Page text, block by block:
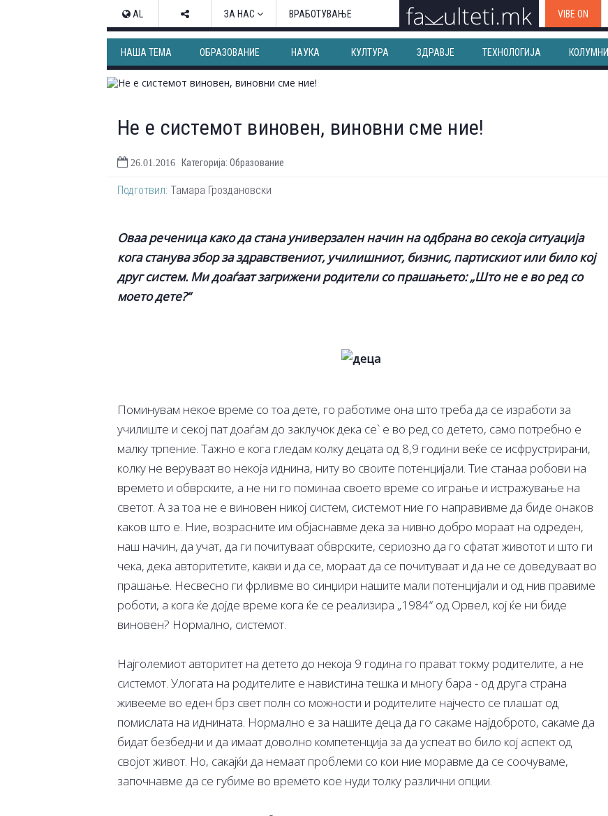
AL ЗА НАС ВРАБОТУВАЊЕ VIBE ON
НАША ТЕМА ОБРАЗОВАНИЕ НАУКА КУЛТУРА ЗДРАВЈЕ ТЕХНОЛОГИЈА КОЛУМНИ
Не е системот виновен, виновни сме ние!
26.01.2016 Категорија: Образование
Подготвил: Тамара Гроздановски
Оваа реченица како да стана универзален начин на одбрана во секоја ситуација
кога станува збор за здравствениот, училишниот, бизнис, партискиот или било кој
друг систем. Ми доаѓаат загрижени родители со прашањето: „Што не е во ред со
моето дете?“
Поминувам некое време со тоа дете, го работиме она што треба да се изработи за
училиште и секој пат доаѓам до заклучок дека се` е во ред со детето, само потребно е
малку трпение. Тажно е кога гледам колку децата од 8,9 години веќе се исфрустрирани,
колку не веруваат во некоја иднина, ниту во своите потенцијали. Тие станаа робови на
времето и обврските, а не ни го поминаа своето време со играње и истражување на
светот. А за тоа не е виновен никој систем, системот ние го направивме да биде онаков
каков што е. Ние, возрасните им објаснавме дека за нивно добро мораат на одреден,
наш начин, да учат, да ги почитуваат обврските, сериозно да го сфатат животот и што ги
чека, дека авторитетите, какви и да се, мораат да се почитуваат и да не се доведуваат во
прашање. Несвесно ги фрливме во синџири нашите мали потенцијали и од нив правиме
роботи, а кога ќе дојде време кога ќе се реализира „1984“ од Орвел, кој ќе ни биде
виновен? Нормално, системот.
Најголемиот авторитет на детето до некоја 9 година го прават токму родителите, а не
системот. Улогата на родителите е навистина тешка и многу бара - од друга страна
живееме во еден брз свет полн со можности и родителите најчесто се плашат од
помислата на иднината. Нормално е за нашите деца да го сакаме најдоброто, сакаме да
бидат безбедни и да имаат доволно компетенција за да успеат во било кој аспект од
својот живот. Но, сакајќи да немаат проблеми со кои ние моравме да се соочуваме,
започнавме да се губиме во времето кое нуди толку различни опции.